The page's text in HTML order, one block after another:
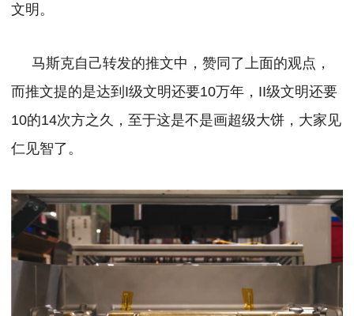
文明。
马斯克自己转发的推文中，赞同了上面的观点，
而推文提的是达到I级文明还要10万年，II级文明还要
10的14次方之久，至于这是不是画超级大饼，大家见
仁见智了。